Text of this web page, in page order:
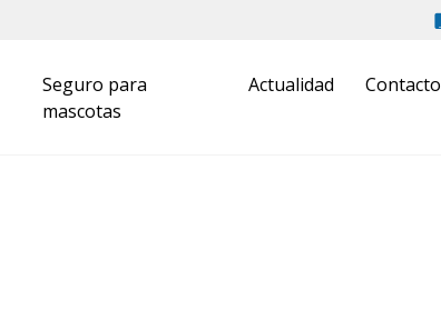
Seguro para
mascotas
Actualidad Contacto